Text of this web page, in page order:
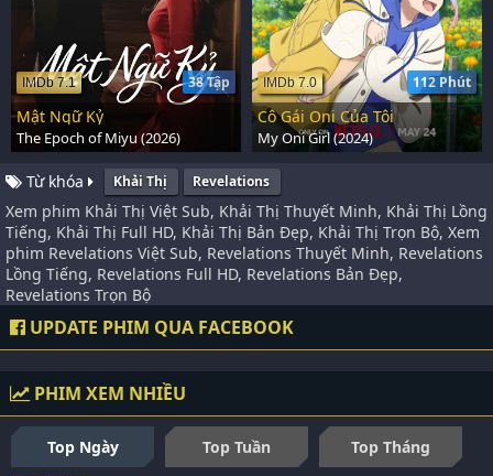
38 Tập
IMDb 7.1
Mật Ngữ Kỷ
The Epoch of Miyu (2026)
112 Phút
IMDb 7.0
Cô Gái Oni Của Tôi
My Oni Girl (2024)
Từ khóa Khải Thị Revelations
Xem phim Khải Thị Việt Sub, Khải Thị Thuyết Minh, Khải Thị Lồng
Tiếng, Khải Thị Full HD, Khải Thị Bản Đẹp, Khải Thị Trọn Bộ, Xem
phim Revelations Việt Sub, Revelations Thuyết Minh, Revelations
Lồng Tiếng, Revelations Full HD, Revelations Bản Đẹp,
Revelations Trọn Bộ
UPDATE PHIM QUA FACEBOOK
PHIM XEM NHIỀU
Top Ngày Top Tuần
Top Tháng